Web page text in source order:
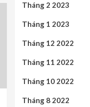
Tháng 2 2023
Tháng 1 2023
Tháng 12 2022
Tháng 11 2022
Tháng 10 2022
Tháng 8 2022